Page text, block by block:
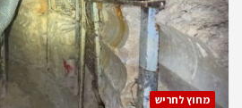
מחוץ לחריש